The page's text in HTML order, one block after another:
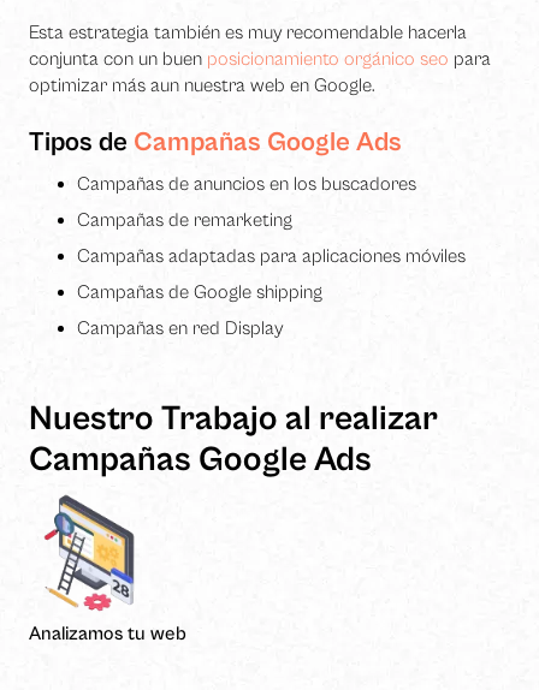
Esta estrategia también es muy recomendable hacerla
conjunta con un buen posicionamiento orgánico seo para
optimizar más aun nuestra web en Google.
Tipos de Campañas Google Ads
Campañas de anuncios en los buscadores
Campañas de remarketing
Campañas adaptadas para aplicaciones móviles
Campañas de Google shipping
Campañas en red Display
Nuestro Trabajo al realizar
Campañas Google Ads
Analizamos tu web
podamos
mejorar la
funcionalidad
y estructura
base a cómo
Experiencia
Para que
nuestra web
rechaza estas
cookies,
algunas
funcionalidades